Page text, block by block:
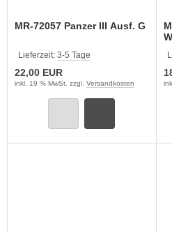
MR-72057 Panzer III Ausf. G
Lieferzeit: 3-5 Tage
22,00 EUR
inkl. 19 % MwSt. zzgl. Versandkosten